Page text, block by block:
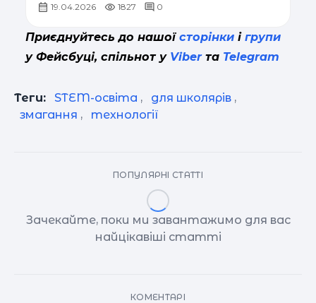
сталося?»
19.04.2026 1827 0
Приєднуйтесь до нашої сторінки і групи
у Фейсбуці, спільнот у Viberта Telegram
Теги: STEM-освіта , для школярів ,
змагання , технології
ПОПУЛЯРНІ СТАТТІ
Зачекайте, поки ми завантажимо для вас
найцікавіші статті
КОМЕНТАРІ